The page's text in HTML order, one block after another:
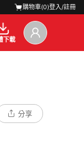
購物車(0)登入/註冊
下載
分享